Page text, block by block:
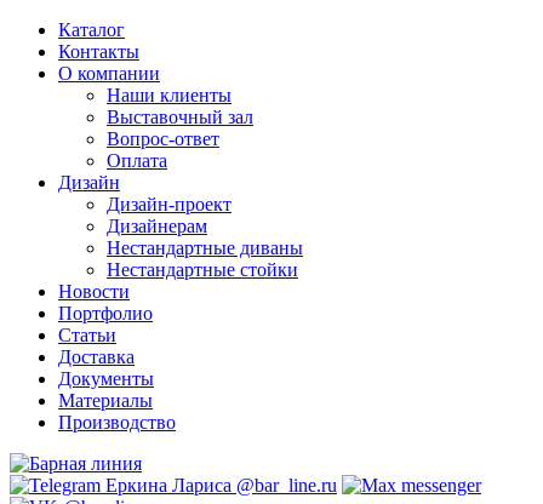
Каталог
Контакты
О компании
Наши клиенты
Выставочный зал
Вопрос-ответ
Оплата
Дизайн
Дизайн-проект
Дизайнерам
Нестандартные диваны
Нестандартные стойки
Новости
Портфолио
Статьи
Доставка
Документы
Материалы
Производство